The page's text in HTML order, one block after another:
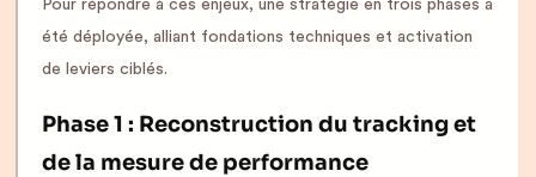
Pour répondre à ces enjeux, une stratégie en trois phases a
été déployée, alliant fondations techniques et activation
de leviers ciblés.
Phase 1 : Reconstruction du tracking et
de la mesure de performance